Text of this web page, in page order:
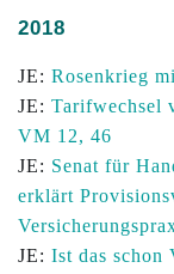
2018
JE: Rosenkrieg
JE: Tarifwechsel
VM 12, 46
JE: Senat für
erklärt
JE: Ist das schon